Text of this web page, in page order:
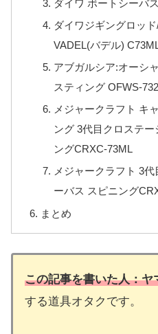
ダイワ ボートシーバ
ダイワジギングロッ
VADEL(バデル)
アブガルシア:オーシ
スティング OFWS-
メジャークラフト キ
ング 3代目クロステ
ング‎CRXC-73ML
メジャークラフト 3
ーバス スピニング
まとめ
この記事を書いた人：ヤ
する道具オタクです。